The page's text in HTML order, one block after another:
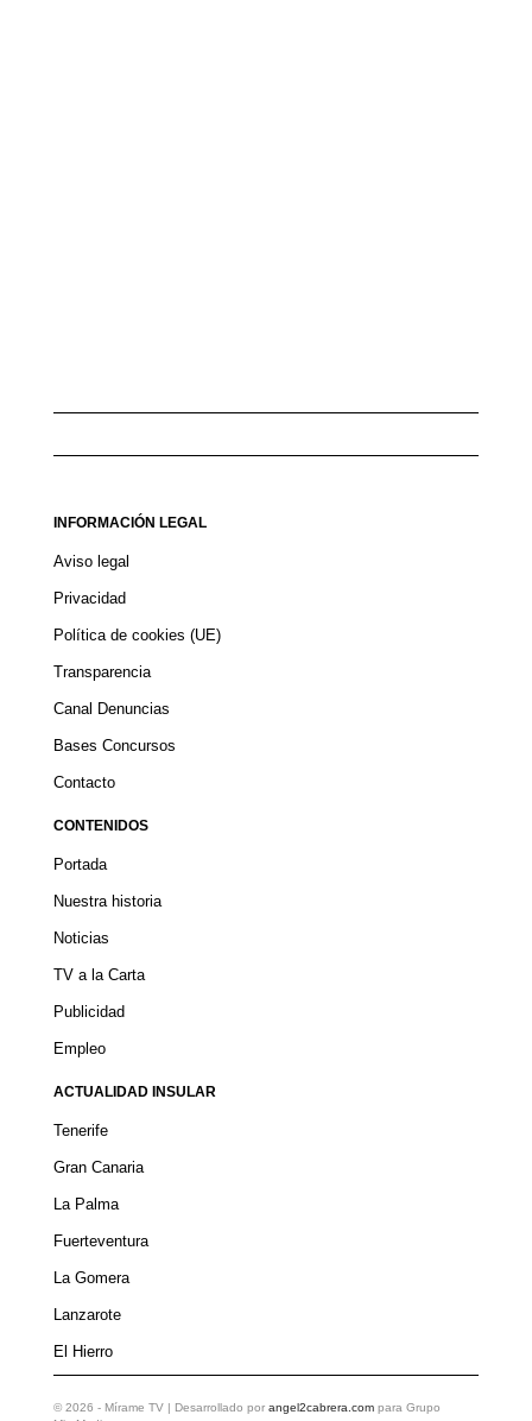
INFORMACIÓN LEGAL
Aviso legal
Privacidad
Política de cookies (UE)
Transparencia
Canal Denuncias
Bases Concursos
Contacto
CONTENIDOS
Portada
Nuestra historia
Noticias
TV a la Carta
Publicidad
Empleo
ACTUALIDAD INSULAR
Tenerife
Gran Canaria
La Palma
Fuerteventura
La Gomera
Lanzarote
El Hierro
© 2026 - Mírame TV | Desarrollado por angel2cabrera.compara Grupo